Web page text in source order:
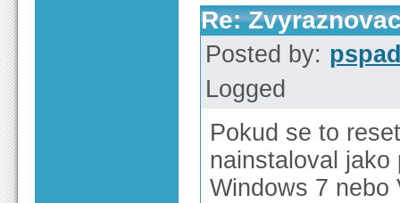
Re:
Posted by:
Logged
Pokud se to
nainstaloval jako
Windows 7 nebo